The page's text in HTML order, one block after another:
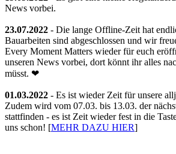
News vorbei.
23.07.2022 - Die lange Offline-Zeit hat
Bauarbeiten sind abgeschlossen und wir
Every Moment Matters wieder für euch
unseren News vorbei, dort könnt ihr alles
müsst. ❤
01.03.2022 - Es ist wieder Zeit für unsere
Zudem wird vom 07.03. bis 13.03. der
stattfinden - es ist Zeit wieder fest in die
uns schon! [MEHR DAZU HIER]